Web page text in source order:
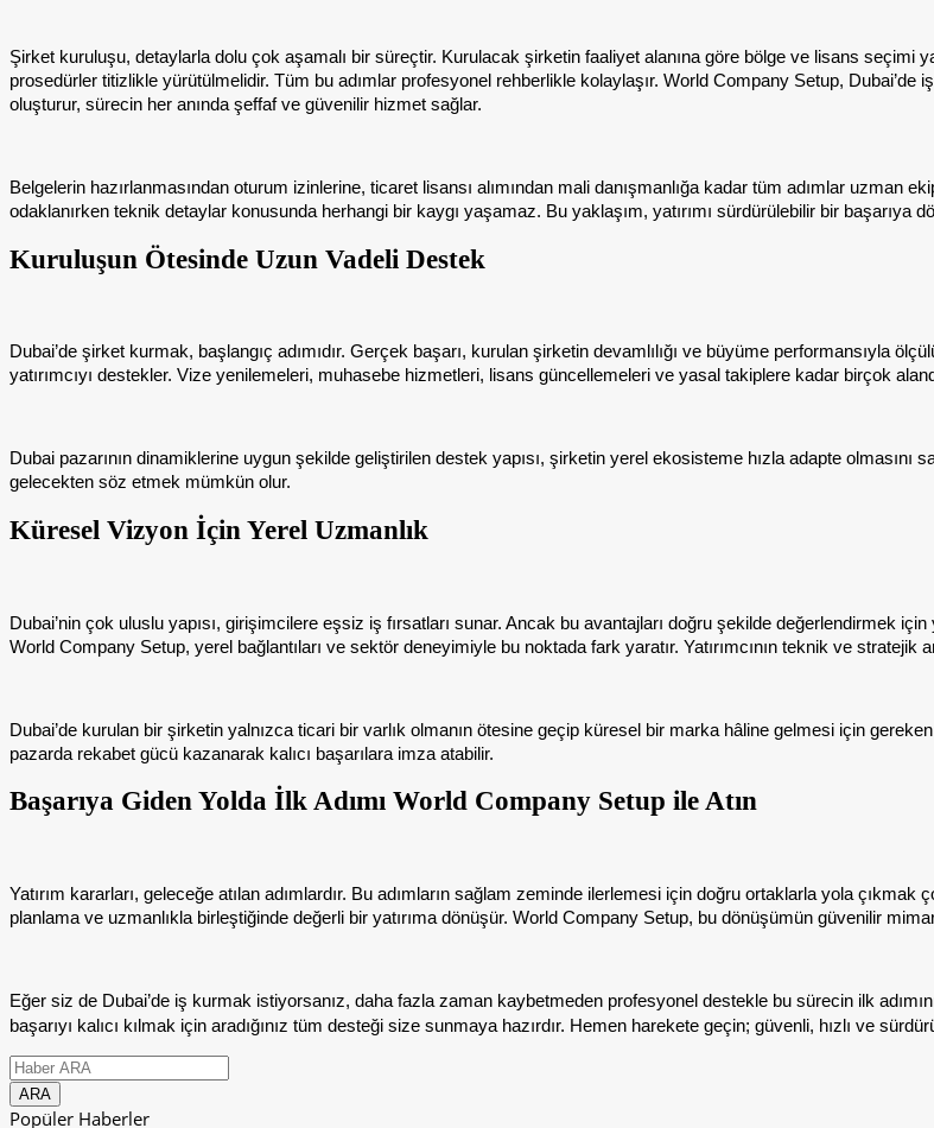
Şirket kuruluşu, detaylarla dolu çok aşamalı bir süreçtir. Kurulacak şirketin faaliyet alanına göre bölge ve lisans seçimi
prosedürler titizlikle yürütülmelidir. Tüm bu adımlar profesyonel rehberlikle kolaylaşır. World Company Setup,
oluşturur, sürecin her anında şeffaf ve güvenilir hizmet sağlar.
Belgelerin hazırlanmasından oturum izinlerine, ticaret lisansı alımından mali danışmanlığa kadar tüm adımlar uzman
odaklanırken teknik detaylar konusunda herhangi bir kaygı yaşamaz. Bu yaklaşım, yatırımı sürdürülebilir bir başarıya
Kuruluşun Ötesinde Uzun Vadeli Destek
Dubai’de şirket kurmak, başlangıç adımıdır. Gerçek başarı, kurulan şirketin devamlılığı ve büyüme performansıyla
yatırımcıyı destekler. Vize yenilemeleri, muhasebe hizmetleri, lisans güncellemeleri ve yasal takiplere kadar birçok
Dubai pazarının dinamiklerine uygun şekilde geliştirilen destek yapısı, şirketin yerel ekosisteme hızla adapte
gelecekten söz etmek mümkün olur.
Küresel Vizyon İçin Yerel Uzmanlık
Dubai’nin çok uluslu yapısı, girişimcilere eşsiz iş fırsatları sunar. Ancak bu avantajları doğru şekilde değerlendirmek
World Company Setup, yerel bağlantıları ve sektör deneyimiyle bu noktada fark yaratır. Yatırımcının teknik ve stratejik
Dubai’de kurulan bir şirketin yalnızca ticari bir varlık olmanın ötesine geçip küresel bir marka hâline gelmesi için
pazarda rekabet gücü kazanarak kalıcı başarılara imza atabilir.
Başarıya Giden Yolda İlk Adımı World Company Setup ile Atın
Yatırım kararları, geleceğe atılan adımlardır. Bu adımların sağlam zeminde ilerlemesi için doğru ortaklarla yola
planlama ve uzmanlıkla birleştiğinde değerli bir yatırıma dönüşür. World Company Setup, bu dönüşümün güvenilir
Eğer siz de Dubai’de iş kurmak istiyorsanız, daha fazla zaman kaybetmeden profesyonel destekle bu sürecin ilk
başarıyı kalıcı kılmak için aradığınız tüm desteği size sunmaya hazırdır. Hemen harekete geçin; güvenli, hızlı ve
Popüler Haberler